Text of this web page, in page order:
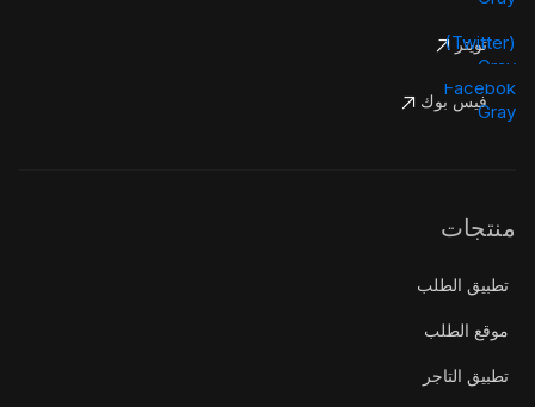
تويتر
فيس بوك
منتجات
تطبيق الطلب
موقع الطلب
تطبيق التاجر